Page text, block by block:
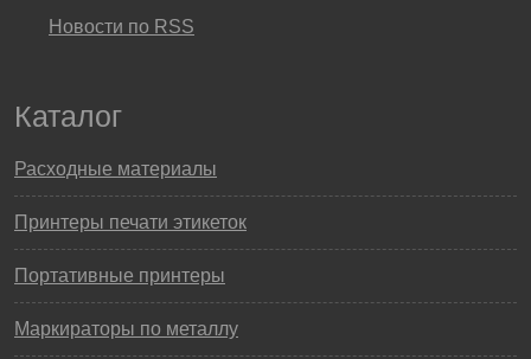
Новости по RSS
Каталог
Расходные материалы
Принтеры печати этикеток
Портативные принтеры
Маркираторы по металлу